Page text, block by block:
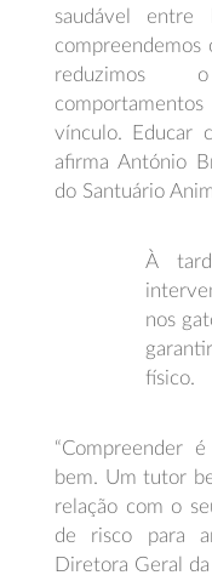
saudável entre
reduzimos
vínculo. Educar
afirma António
do Santuário
À
nos
físico.
“Compreender
bem. Um tutor
relação com o
de risco para
Diretora Geral